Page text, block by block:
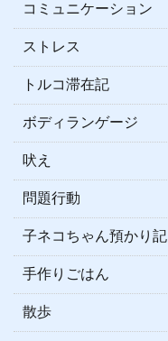
コミュニケーション
ストレス
トルコ滞在記
ボディランゲージ
吠え
問題行動
子ネコちゃん預かり記
手作りごはん
散歩